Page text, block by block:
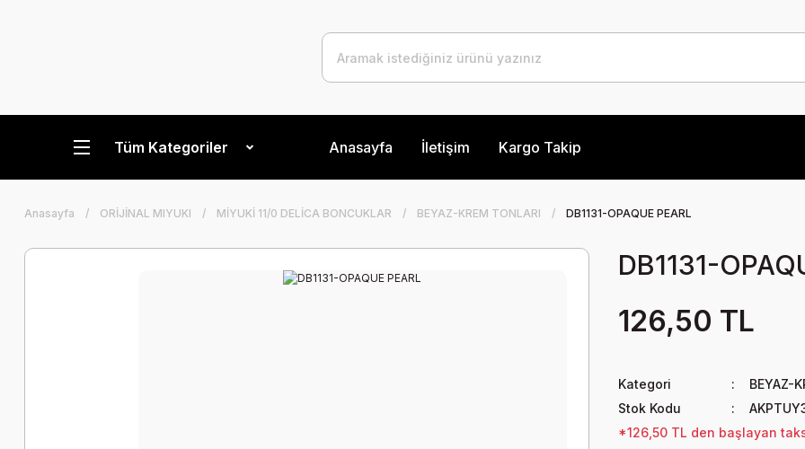
Tüm Kategoriler Anasayfa İletişim Kargo Takip
Anasayfa ORİJİNAL MIYUKI MİYUKİ 11/0 DELİCA BONCUKLAR BEYAZ-KREM TONLARI DB1131-OPAQUE PEARL
DB1131-
126,50 TL
Kategori
BEYAZ-
Stok Kodu
*126,50 TL den başlayan